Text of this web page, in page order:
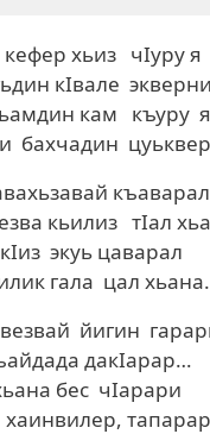
хьиз чIуру я
кIвале
кам къуру
бахчадин
къаварал
кьилиз тIал
экуь цаварал
гала цал хьана.
йигин
дакIарар…
бес чIарари